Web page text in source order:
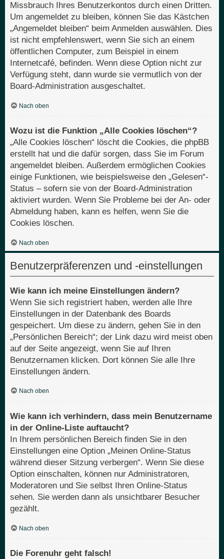
Missbrauch Ihres Benutzerkontos durch einen Dritten.
Um angemeldet zu bleiben, können Sie das Kästchen
„Angemeldet bleiben“ beim Anmelden auswählen. Dies
ist nicht empfehlenswert, wenn Sie sich an einem
öffentlichen Computer, zum Beispiel in einem
Internetcafé, befinden. Wenn diese Option nicht zur
Verfügung steht, dann wurde sie vermutlich von der
Board-Administration ausgeschaltet.
Nach oben
Wozu ist die Funktion „Alle Cookies löschen“?
„Alle Cookies löschen“ löscht die Cookies, die phpBB
erstellt hat und die dafür sorgen, dass Sie im Forum
angemeldet bleiben. Außerdem ermöglichen Cookies
einige Funktionen, wie beispielsweise den „Gelesen“-
Status – sofern sie von der Board-Administration
aktiviert wurden. Wenn Sie Probleme bei der An- oder
Abmeldung haben, kann es helfen, wenn Sie die
Cookies löschen.
Nach oben
Benutzerpräferenzen und -einstellungen
Wie kann ich meine Einstellungen ändern?
Wenn Sie sich registriert haben, werden alle Ihre
Einstellungen in der Datenbank des Boards
gespeichert. Um diese zu ändern, gehen Sie in den
„Persönlichen Bereich“; der Link dazu wird meist oben
auf der Seite angezeigt, wenn Sie auf Ihren
Benutzernamen klicken. Dort können Sie alle Ihre
Einstellungen ändern.
Nach oben
Wie kann ich verhindern, dass mein Benutzername
in der Online-Liste auftaucht?
In Ihrem persönlichen Bereich finden Sie in den
Einstellungen eine Option „Meinen Online-Status
während dieser Sitzung verbergen“. Wenn Sie diese
Option einschalten, können nur Administratoren,
Moderatoren und Sie selbst Ihren Online-Status
sehen. Sie werden dann als unsichtbarer Besucher
gezählt.
Nach oben
Die Forenuhr geht falsch!